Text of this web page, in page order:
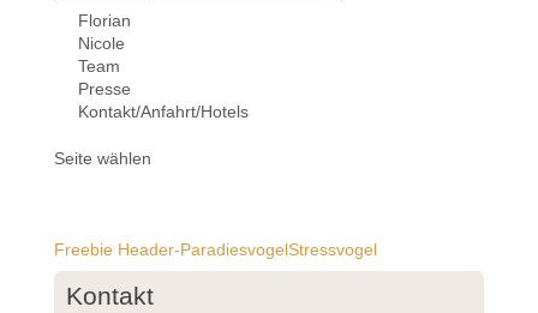
Florian
Nicole
Team
Presse
Kontakt/Anfahrt/Hotels
Seite wählen
Freebie Header-ParadiesvogelStressvogel
Kontakt